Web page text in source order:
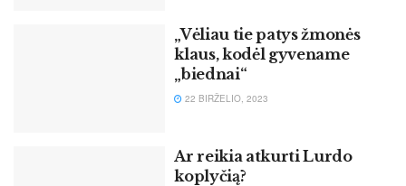
„Vėliau tie patys žmonės
klaus, kodėl gyvename
„biednai“
22 BIRŽELIO, 2023
Ar reikia atkurti Lurdo
koplyčią?